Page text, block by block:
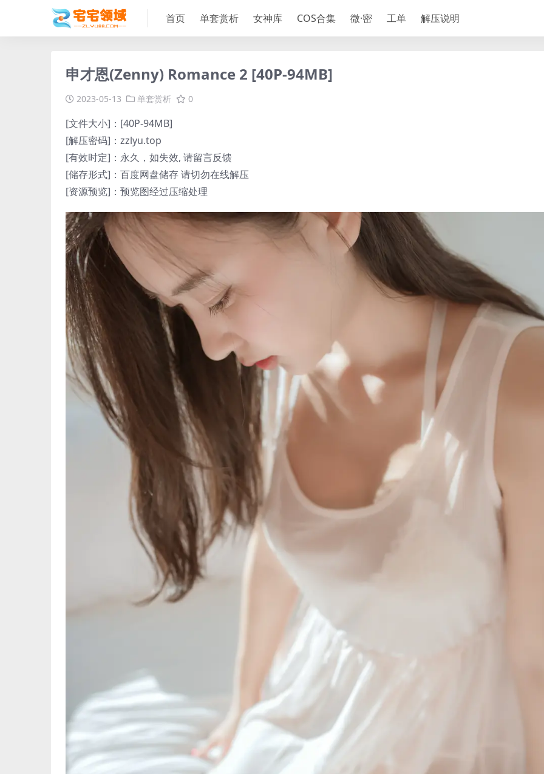
首页 单套赏析 女神库 COS合集 微·密 工单 解压说明
申才恩(Zenny) Romance 2 [40P-94MB]
2023-05-13 单套赏析 0
[文件大小]：[40P-94MB]
[解压密码]：zzlyu.top
[有效时定]：永久，如失效, 请留言反馈
[储存形式]：百度网盘储存 请切勿在线解压
[资源预览]：预览图经过压缩处理